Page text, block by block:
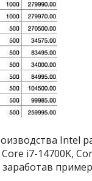
Intel
i7-14700K,